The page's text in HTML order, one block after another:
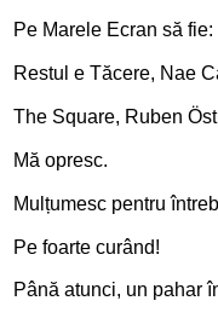
Pe Marele Ecran să fie:
Restul e Tăcere, Nae
The Square, Ruben
Mă opresc.
Mulțumesc pentru
Pe foarte curând!
Până atunci, un pahar